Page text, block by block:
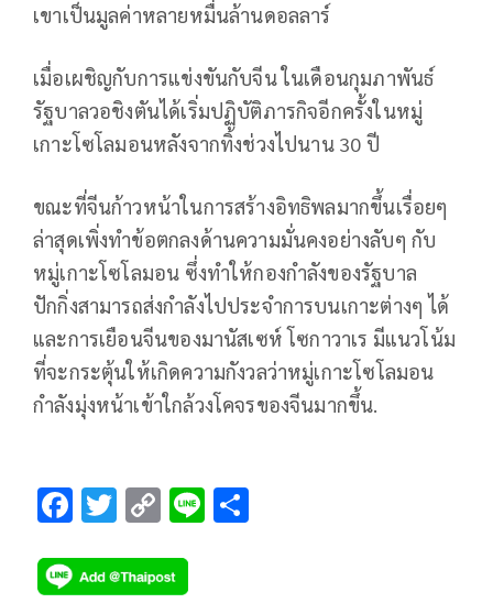
เขาเป็นมูลค่าหลายหมื่นล้านดอลลาร์
เมื่อเผชิญกับการแข่งขันกับจีน ในเดือนกุมภาพันธ์
รัฐบาลวอชิงตันได้เริ่มปฏิบัติภารกิจอีกครั้งในหมู่
เกาะโซโลมอนหลังจากทิ้งช่วงไปนาน 30 ปี
ขณะที่จีนก้าวหน้าในการสร้างอิทธิพลมากขึ้นเรื่อยๆ
ล่าสุดเพิ่งทำข้อตกลงด้านความมั่นคงอย่างลับๆ กับ
หมู่เกาะโซโลมอน ซึ่งทำให้กองกำลังของรัฐบาล
ปักกิ่งสามารถส่งกำลังไปประจำการบนเกาะต่างๆ ได้
และการเยือนจีนของมานัสเซห์ โซกาวาเร มีแนวโน้ม
ที่จะกระตุ้นให้เกิดความกังวลว่าหมู่เกาะโซโลมอน
กำลังมุ่งหน้าเข้าใกล้วงโคจรของจีนมากขึ้น.
F
e
T
tt
C
p
Li